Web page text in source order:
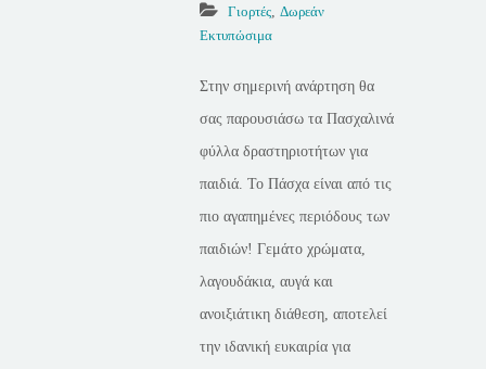
Γιορτές Δωρεάν
Εκτυπώσιμα
Στην σημερινή ανάρτηση θα
σας παρουσιάσω τα Πασχαλινά
φύλλα δραστηριοτήτων για
παιδιά. Το Πάσχα είναι από τις
πιο αγαπημένες περιόδους των
παιδιών! Γεμάτο χρώματα,
λαγουδάκια, αυγά και
ανοιξιάτικη διάθεση, αποτελεί
την ιδανική ευκαιρία για